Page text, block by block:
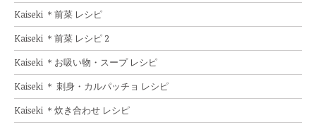
Kaiseki ＊前菜 レシピ
Kaiseki ＊前菜 レシピ 2
Kaiseki ＊お吸い物・スープ レシピ
Kaiseki ＊ 刺身・カルパッチョ レシピ
Kaiseki ＊炊き合わせ レシピ